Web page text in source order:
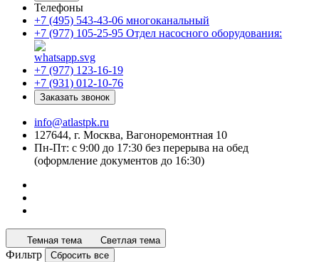
Телефоны
+7 (495) 543-43-06 многоканальный
+7 (977) 105-25-95 Отдел насосного оборудования:
+7 (977) 123-16-19
+7 (931) 012-10-76
Заказать звонок
info@atlastpk.ru
127644, г. Москва, Вагоноремонтная 10
Пн-Пт: с 9:00 до 17:30 без перерыва на обед
(оформление документов до 16:30)
Темная тема Светлая тема
Фильтр Сбросить все